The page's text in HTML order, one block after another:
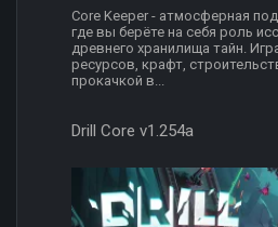
Core Keeper - атмосферная
где вы берёте на себя роль
древнего хранилища тайн.
ресурсов, крафт,
прокачкой в...
Drill Core v1.254a